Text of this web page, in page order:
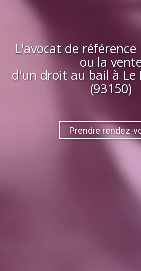
L'avocat de
ou la
d'un droit au bail à Le
(93150)
Prendre rendez-